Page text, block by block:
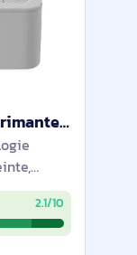
Canon SELPHY CP1500 imprimante photo Sublimation de teinte 300 x 300 DPI 4" x 6" (10x15 cm) Wifi - 5540C003
DPI.
4" x 6"2.1/10